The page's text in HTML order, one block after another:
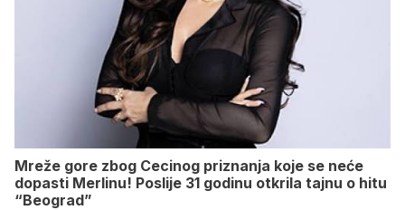
Mreže gore zbog Cecinog priznanja koje se neće
dopasti Merlinu! Poslije 31 godinu otkrila tajnu o hitu
“Beograd”